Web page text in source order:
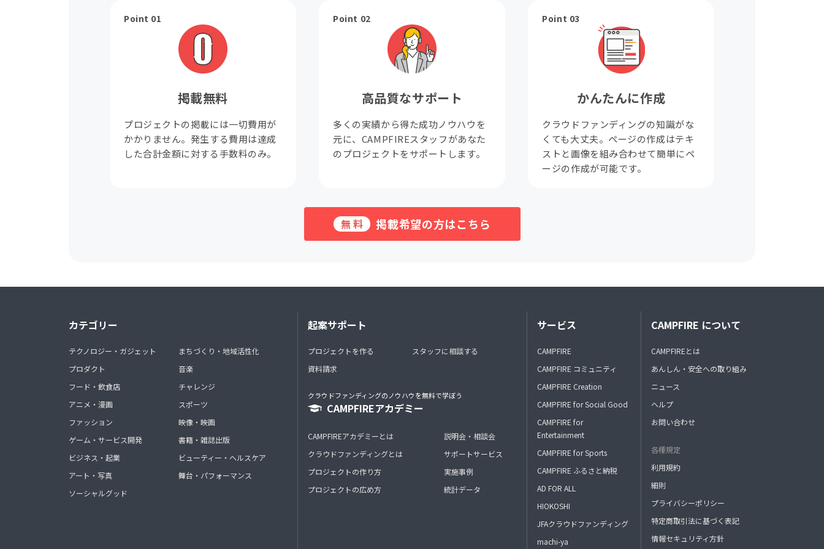
Point 01
掲載無料
プロジェクトの掲載には一切費用が
かかりません。発生する費用は達成
した合計金額に対する手数料のみ。
Point 02
高品質なサポート
多くの実績から得た成功ノウハウを
元に、CAMPFIREスタッフがあなた
のプロジェクトをサポートします。
Point 03
かんたんに作成
クラウドファンディングの知識がな
くても大丈夫。ページの作成はテキ
ストと画像を組み合わせて簡単にペ
ージの作成が可能です。
無料 掲載希望の方はこちら
カテゴリー
テクノロジー・ガジェット
プロダクト
フード・飲食店
アニメ・漫画
ファッション
ゲーム・サービス開発
ビジネス・起業
アート・写真
ソーシャルグッド
まちづくり・地域活性化
音楽
チャレンジ
スポーツ
映像・映画
書籍・雑誌出版
ビューティー・ヘルスケア
舞台・パフォーマンス
起案サポート
プロジェクトを作る
資料請求
スタッフに相談する
クラウドファンディングのノウハウを無料で学ぼう
CAMPFIREアカデミー
CAMPFIREアカデミーとは
クラウドファンディングとは
プロジェクトの作り方
プロジェクトの広め方
説明会・相談会
サポートサービス
実施事例
統計データ
サービス
CAMPFIRE
CAMPFIRE コミュニティ
CAMPFIRE Creation
CAMPFIRE for Social Good
CAMPFIRE for
Entertainment
CAMPFIRE for Sports
CAMPFIRE ふるさと納税
AD FOR ALL
HIOKOSHI
JFAクラウドファンディング
machi-ya
CAMPFIRE について
CAMPFIREとは
あんしん・安全への取り組み
ニュース
ヘルプ
お問い合わせ
各種規定
利用規約
細則
プライバシーポリシー
特定商取引法に基づく表記
情報セキュリティ方針